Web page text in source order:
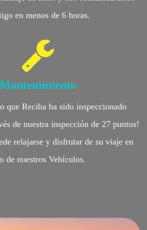
en menos de 6 horas.
Mantenimiento
que Reciba ha sido inspeccionado
de nuestra inspección de 27 puntos!
relajarse y disfrutar de su viaje en
de nuestros Vehículos.